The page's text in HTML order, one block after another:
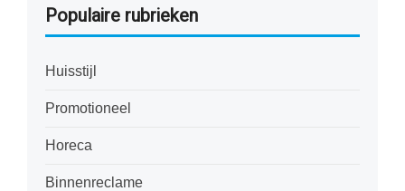
Populaire rubrieken
Huisstijl
Promotioneel
Horeca
Binnenreclame